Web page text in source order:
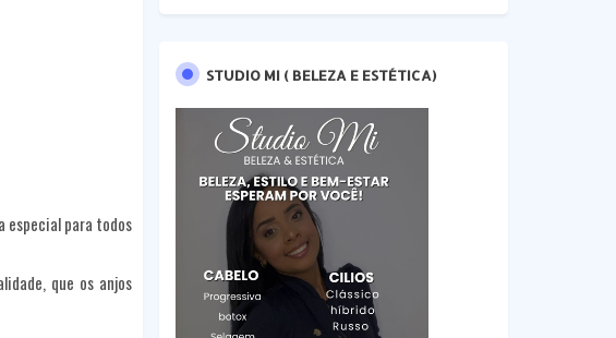
especial para todos
que os anjos
STUDIO MI ( BELEZA E ESTÉTICA)